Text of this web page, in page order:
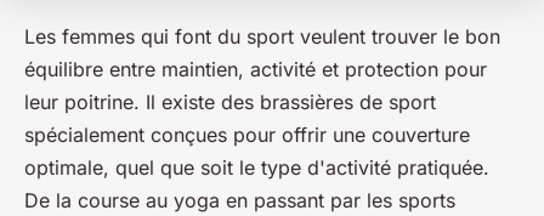
Les femmes qui font du sport veulent trouver le bon
équilibre entre maintien, activité et protection pour
leur poitrine. Il existe des brassières de sport
spécialement conçues pour offrir une couverture
optimale, quel que soit le type d'activité pratiquée.
De la course au yoga en passant par les sports